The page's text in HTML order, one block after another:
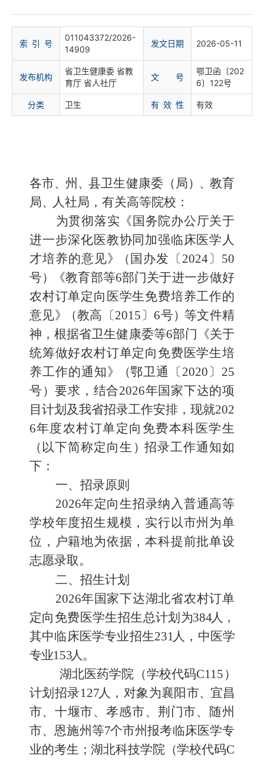
索 引 号
011043372/2026-
14909
发文日期 2026-05-11
发布机构
省卫生健康委 省教
育厅 省人社厅
文 号
鄂卫函〔202
6〕122号
分类 卫生 有 效 性 有效
各市、 州 、 县卫生健康委（局）、 教育
局、
人社局，有关高等院校：
为贯彻落实 《国务院办公厅关于
进一步深化医教协同加强临床医学人
才培养的意见》 （ 国办发〔 2024〕 50
号） 《教育部等6部门关于进一步做好
农村订单定向医学生免费培养工作的
意见》 （教高〔2015 〕 6号） 等文件精
神，根据省卫生健康委等6部门《关于
统筹做好农村订单定向免费医学生培
养工作的通知》 （鄂卫通〔 2020 〕 25
号）要求，结合2026年国家下达的项
目计划及我省招录工作安排 ，现就202
6年度农村订单定向免费本科医学生
（ 以下简称定向生 ） 招录工作通知如
下：
一、 招录原则
2026年定向生招录纳入普通高等
学校年度招生规模，实行以市州为单
位，户籍地为依据，本科提前批单设
志愿录取。
二、 招生计划
2026年国家下达湖北省农村订单
定向免费医学生招生总计划 为384人 ，
其中临床医学专业招生231人 ， 中医学
专业153人。
湖北医药学院 （学校代码C115 ）
计划招录127人 ， 对象为襄阳市、 宜昌
市、十堰市、孝感市、荆门市、随州
市、恩施州等7个市州报考临床医学专
业的考生 ； 湖北科技学院 （学校代码C